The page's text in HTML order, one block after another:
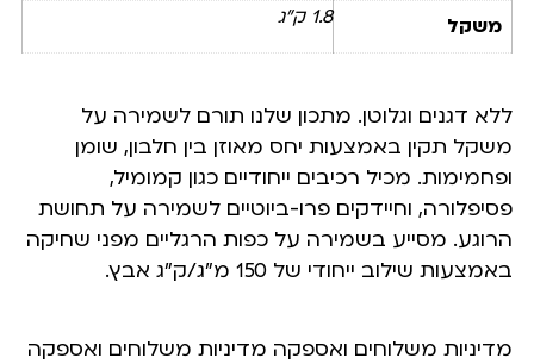
משקל 1.8 ק"ג
ללא דגנים וגלוטן. מתכון שלנו תורם לשמירה על
משקל תקין באמצעות יחס מאוזן בין חלבון, שומן
ופחמימות. מכיל רכיבים ייחודיים כגון קמומיל,
פסיפלורה, וחיידקים פרו-ביוטיים לשמירה על תחושת
הרוגע. מסייע בשמירה על כפות הרגליים מפני שחיקה
באמצעות שילוב ייחודי של 150 מ”ג/ק”ג אבץ.
מדיניות משלוחים ואספקה מדיניות משלוחים ואספקה